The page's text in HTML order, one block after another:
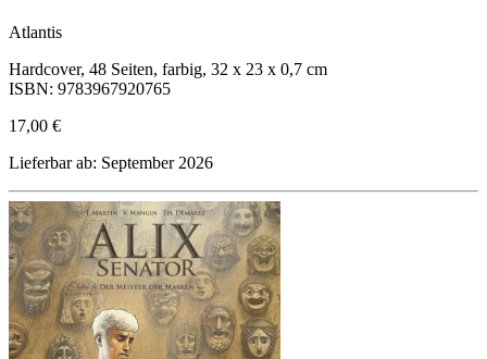
Atlantis
Hardcover, 48 Seiten, farbig, 32 x 23 x 0,7 cm
ISBN: 9783967920765
17,00 €
Lieferbar ab: September 2026